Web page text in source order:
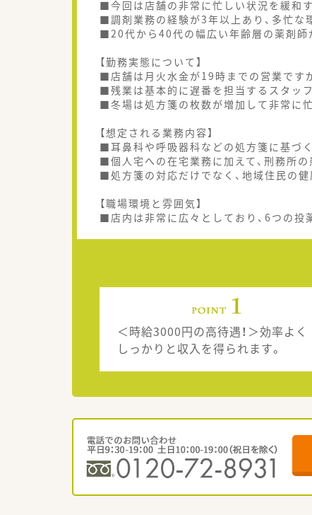
■今回は店舗の非常に忙しい状況を緩和
■調剤業務の経験が3年以上あり、多忙な
■20代から40代の幅広い年齢層の薬剤師
【勤務実態について】
■店舗は月火水金が19時までの営業です
■残業は基本的に遅番を担当するスタッ
■冬場は処方箋の枚数が増加して非常に
【想定される業務内容】
■耳鼻科や呼吸器科などの処方箋に基づ
■個人宅への在宅業務に加えて、刑務所
■処方箋の対応だけでなく、地域住民の
【職場環境と雰囲気】
■店内は非常に広々としており、6つの投
＜時給3000円の高待遇！＞効率よく
しっかりと収入を得られます。